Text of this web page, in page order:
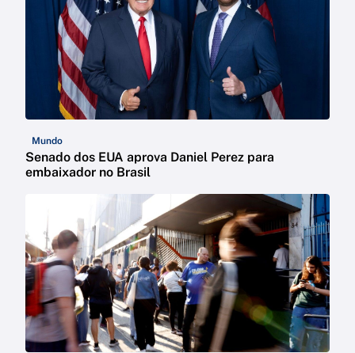
Mundo
Senado dos EUA aprova Daniel Perez para
embaixador no Brasil